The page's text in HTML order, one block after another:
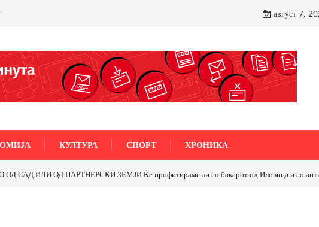
август 7,
КУЛТУРА СПОРТ ХРОНИКА
ИЛИ ОД ПАРТНЕРСКИ ЗЕМЈИ Ќе профитираме ли со бакарот од Иловица и со